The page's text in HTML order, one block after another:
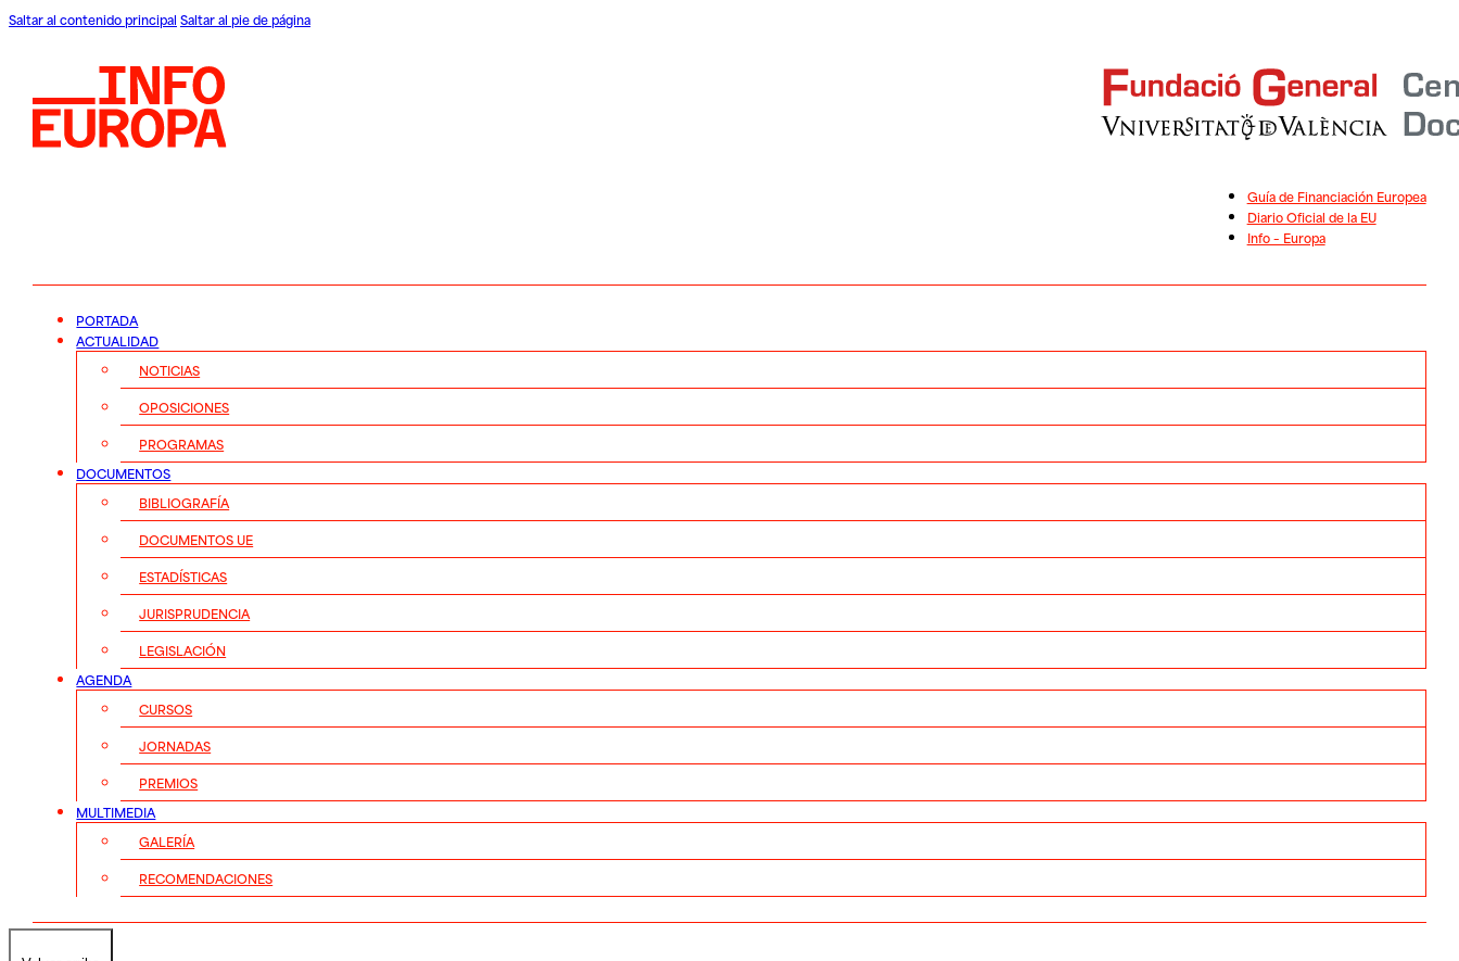
Saltar al contenido principal Saltar al pie de página
Guía de Financiación Europea
Diario Oficial de la EU
Info – Europa
PORTADA
ACTUALIDAD
NOTICIAS
OPOSICIONES
PROGRAMAS
DOCUMENTOS
BIBLIOGRAFÍA
DOCUMENTOS UE
ESTADÍSTICAS
JURISPRUDENCIA
LEGISLACIÓN
AGENDA
CURSOS
JORNADAS
PREMIOS
MULTIMEDIA
GALERÍA
RECOMENDACIONES